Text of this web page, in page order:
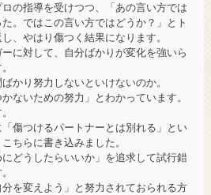
の指導を受けつつ、「あの言い方では
。ではこの言い方ではどうか？」とト
、やはり傷つく結果になります。
に対して、自分ばかりが変化を強いら
かり努力しないといけないのか。
ないための努力」とわかっています。
傷つけるパートナーとは別れる」とい
ちらに書き込みました。
どうしたらいいか」を追求して試行錯
を変えよう」と努力されておられる方